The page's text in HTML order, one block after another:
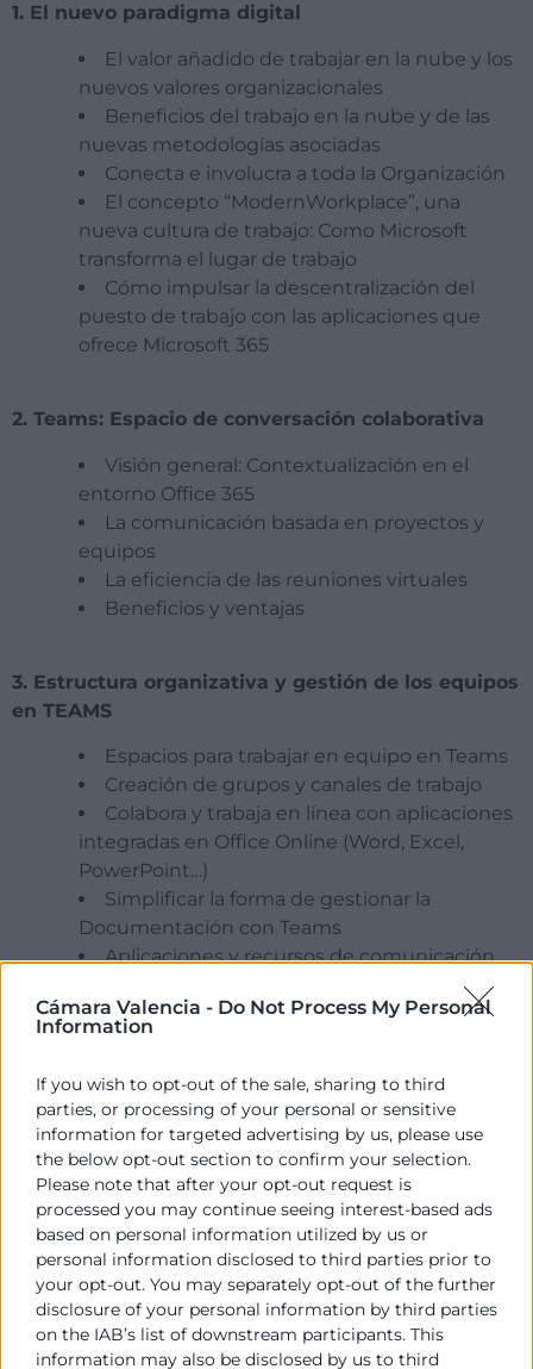
Cámara Valencia - Do Not Process My Personal
Information
If you wish to opt-out of the sale, sharing to third
parties, or processing of your personal or sensitive
information for targeted advertising by us, please use
the below opt-out section to confirm your selection.
Please note that after your opt-out request is
processed you may continue seeing interest-based ads
based on personal information utilized by us or
personal information disclosed to third parties prior to
your opt-out. You may separately opt-out of the further
disclosure of your personal information by third parties
on the IAB’s list of downstream participants. This
information may also be disclosed by us to third
1. El nuevo paradigma digital
El valor añadido de trabajar en la nube y los
nuevos valores organizacionales
Beneficios del trabajo en la nube y de las
nuevas metodologías asociadas
Conecta e involucra a toda la Organización
El concepto “ModernWorkplace”, una
nueva cultura de trabajo: Como Microsoft
transforma el lugar de trabajo
Cómo impulsar la descentralización del
puesto de trabajo con las aplicaciones que
ofrece Microsoft 365
2. Teams: Espacio de conversación colaborativa
Visión general: Contextualización en el
entorno Office 365
La comunicación basada en proyectos y
equipos
La eficiencia de las reuniones virtuales
Beneficios y ventajas
3. Estructura organizativa y gestión de los equipos
en TEAMS
Espacios para trabajar en equipo en Teams
Creación de grupos y canales de trabajo
Colabora y trabaja en línea con aplicaciones
integradas en Office Online (Word, Excel,
PowerPoint…)
Simplificar la forma de gestionar la
Documentación con Teams
Aplicaciones y recursos de comunicación
Convocatorias de reunión: Nuevas
funcionalidades
Integración de Teams con Ms Outlook
Como organizar videoconferencias y audio
conferencias
Opciones avanzadas: Grabación de vídeo
(actas de reuniones)
5. Mensajería personal: Comunicación segura